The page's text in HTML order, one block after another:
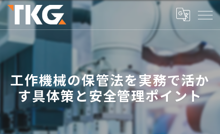
工作機械の保管法を実務で活か
す具体策と安全管理ポイント